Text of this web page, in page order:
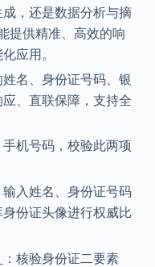
，还是数据分析与摘
提供精准、高效的响
应用。
名、身份证号码、银
、直联保障，支持全
机号码，校验此两项
输入姓名、身份证号码
份证头像进行权威比
：核验身份证二要素